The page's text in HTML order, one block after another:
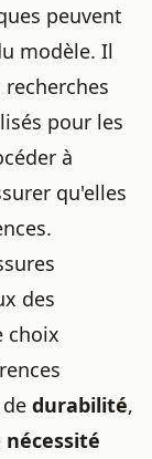
peuvent
modèle. Il
pour les
à
qu'elles
des
choix
durabilité,
nécessité